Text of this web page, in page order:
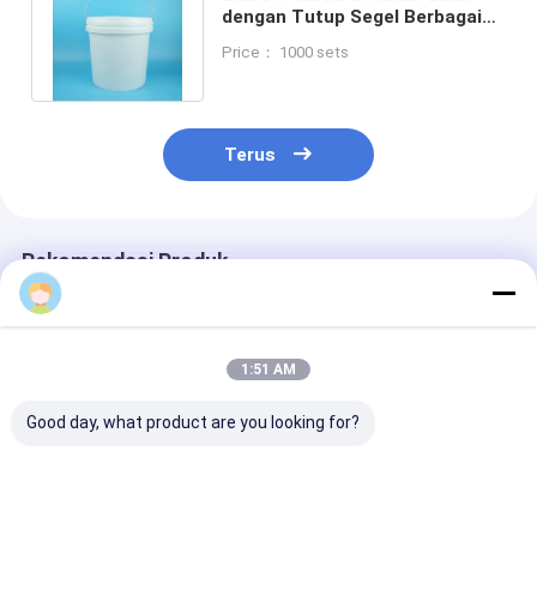
dengan Tutup Segel Berbagai
Price： 1000 sets
Terus
Rekomendasi Produk
1:51 AM
Good day, what product are you looking for?